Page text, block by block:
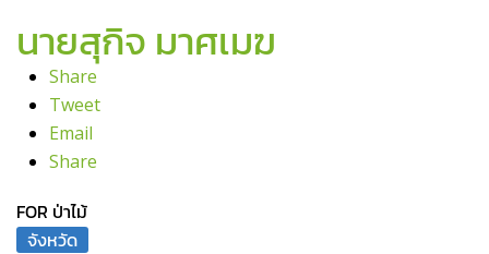
นายสุกิจ มาศเมฆ
Share
Tweet
Email
Share
FOR ป่าไม้
จังหวัด